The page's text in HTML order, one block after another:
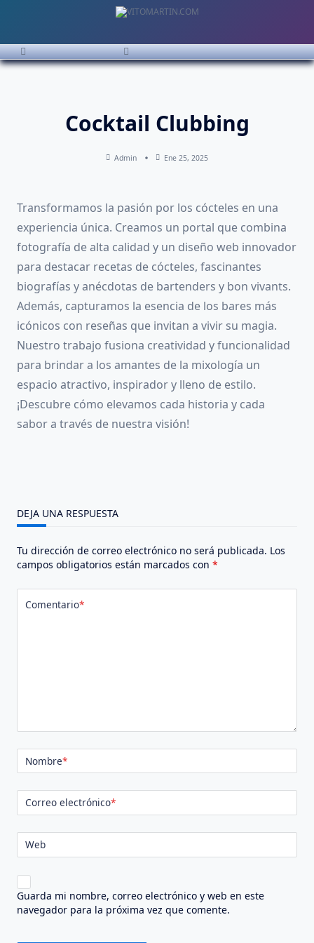
contenido
Cocktail Clubbing
Admin Ene 25, 2025
Transformamos la pasión por los cócteles en una
experiencia única. Creamos un portal que combina
fotografía de alta calidad y un diseño web innovador
para destacar recetas de cócteles, fascinantes
biografías y anécdotas de bartenders y bon vivants.
Además, capturamos la esencia de los bares más
icónicos con reseñas que invitan a vivir su magia.
Nuestro trabajo fusiona creatividad y funcionalidad
para brindar a los amantes de la mixología un
espacio atractivo, inspirador y lleno de estilo.
¡Descubre cómo elevamos cada historia y cada
sabor a través de nuestra visión!
DEJA UNA RESPUESTA
Tu dirección de correo electrónico no será publicada. Los
campos obligatorios están marcados con *
Comentario*
Nombre*
Correo electrónico*
Web
Guarda mi nombre, correo electrónico y web en este
navegador para la próxima vez que comente.